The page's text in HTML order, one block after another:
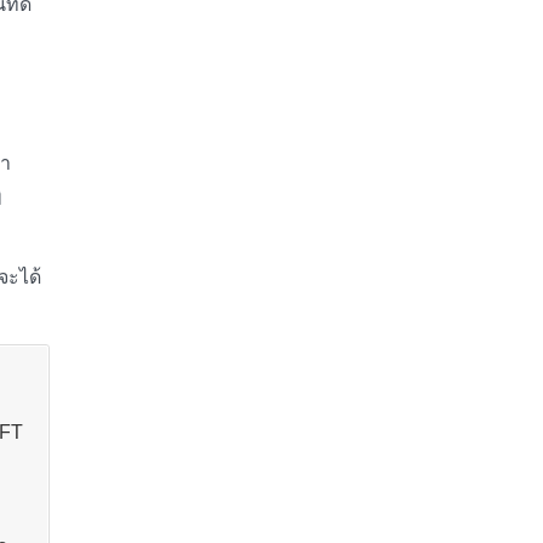
ที่ดี
ะได้